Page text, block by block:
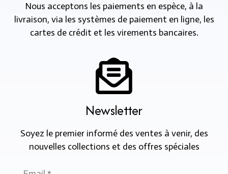
Nous acceptons les paiements en espèce, à la
livraison, via les systèmes de paiement en ligne, les
cartes de crédit et les virements bancaires.
Newsletter
Soyez le premier informé des ventes à venir, des
nouvelles collections et des offres spéciales